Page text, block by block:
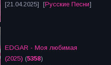
[21.04.2025] [Русские Песни]
EDGAR - Моя любимая
(2025) (5358)